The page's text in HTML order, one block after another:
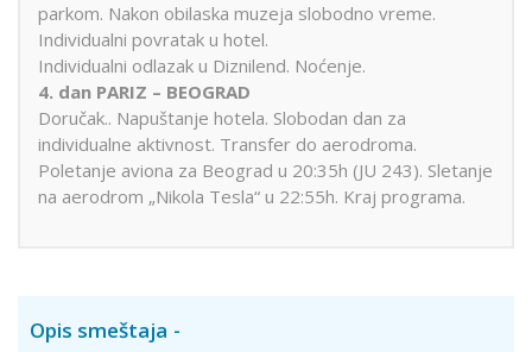
parkom. Nakon obilaska muzeja slobodno vreme.
Individualni povratak u hotel.
Individualni odlazak u Diznilend. Noćenje.
4. dan PARIZ – BEOGRAD
Doručak.. Napuštanje hotela. Slobodan dan za
individualne aktivnost. Transfer do aerodroma.
Poletanje aviona za Beograd u 20:35h (JU 243). Sletanje
na aerodrom „Nikola Tesla“ u 22:55h. Kraj programa.
Opis smeštaja